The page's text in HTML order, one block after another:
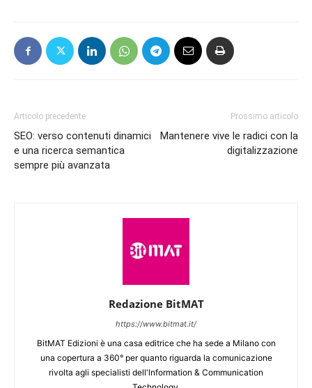
Articolo precedente
SEO: verso contenuti dinamici
e una ricerca semantica
sempre più avanzata
Prossimo articolo
Mantenere vive le radici con la
digitalizzazione
Redazione BitMAT
https://www.bitmat.it/
BitMAT Edizioni è una casa editrice che ha sede a Milano con
una copertura a 360° per quanto riguarda la comunicazione
rivolta agli specialisti dell'lnformation & Communication